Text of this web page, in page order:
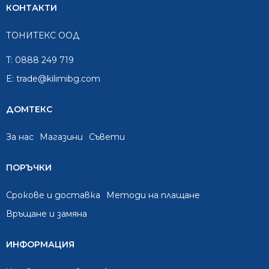
КОНТАКТИ
ТОНИТЕКС ООД
T: 0888 249 719
E: trade@kilimibg.com
ДОМТЕКС
За нас Mагазини Съвети
ПОРЪЧКИ
Срокове и доставка
Методи на плащане
Връщане и замяна
ИНФОРМАЦИЯ